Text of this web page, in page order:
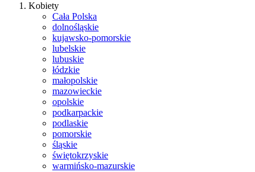
Kobiety
Cała Polska
dolnośląskie
kujawsko-pomorskie
lubelskie
lubuskie
łódzkie
małopolskie
mazowieckie
opolskie
podkarpackie
podlaskie
pomorskie
śląskie
świętokrzyskie
warmińsko-mazurskie